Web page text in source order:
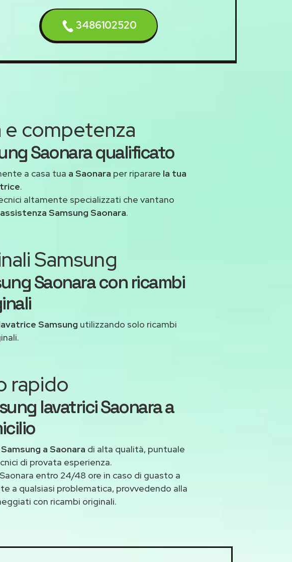
3486102520
competenza
Saonara qualificato
a casa tua a Saonara per riparare la tua
.
altamente specializzati che vantano
assistenza Samsung Saonara.
Samsung
Saonara con ricambi
Samsung utilizzando solo ricambi
rapido
lavatrici Saonara a
a Saonara di alta qualità, puntuale
di provata esperienza.
entro 24/48 ore in caso di guasto a
a qualsiasi problematica, provvedendo alla
con ricambi originali.